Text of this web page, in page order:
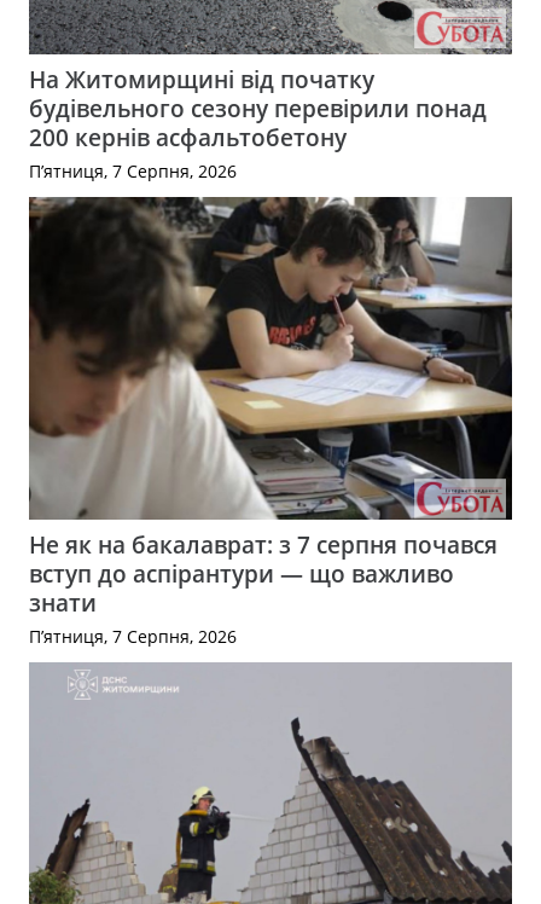
На Житомирщині від початку
будівельного сезону перевірили понад
200 кернів асфальтобетону
П’ятниця, 7 Серпня, 2026
Не як на бакалаврат: з 7 серпня почався
вступ до аспірантури — що важливо
знати
П’ятниця, 7 Серпня, 2026